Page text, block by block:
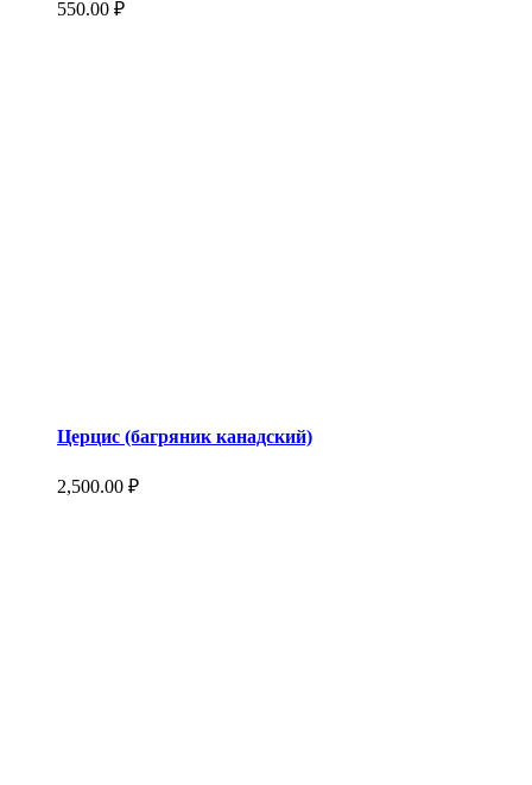
550.00 ₽
Церцис (багряник канадский)
2,500.00 ₽